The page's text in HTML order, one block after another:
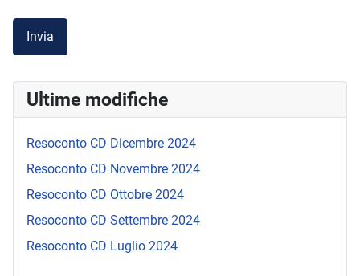
Invia
Ultime modifiche
Resoconto CD Dicembre 2024
Resoconto CD Novembre 2024
Resoconto CD Ottobre 2024
Resoconto CD Settembre 2024
Resoconto CD Luglio 2024